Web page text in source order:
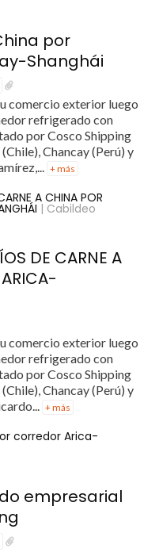
por
Shanghái
comercio exterior luego
refrigerado con
por Cosco Shipping
Chancay (Perú) y
+ más
A CHINA POR
| Cabildeo
DE CARNE A
comercio exterior luego
refrigerado con
por Cosco Shipping
Chancay (Perú) y
+ más
corredor Arica-
empresarial